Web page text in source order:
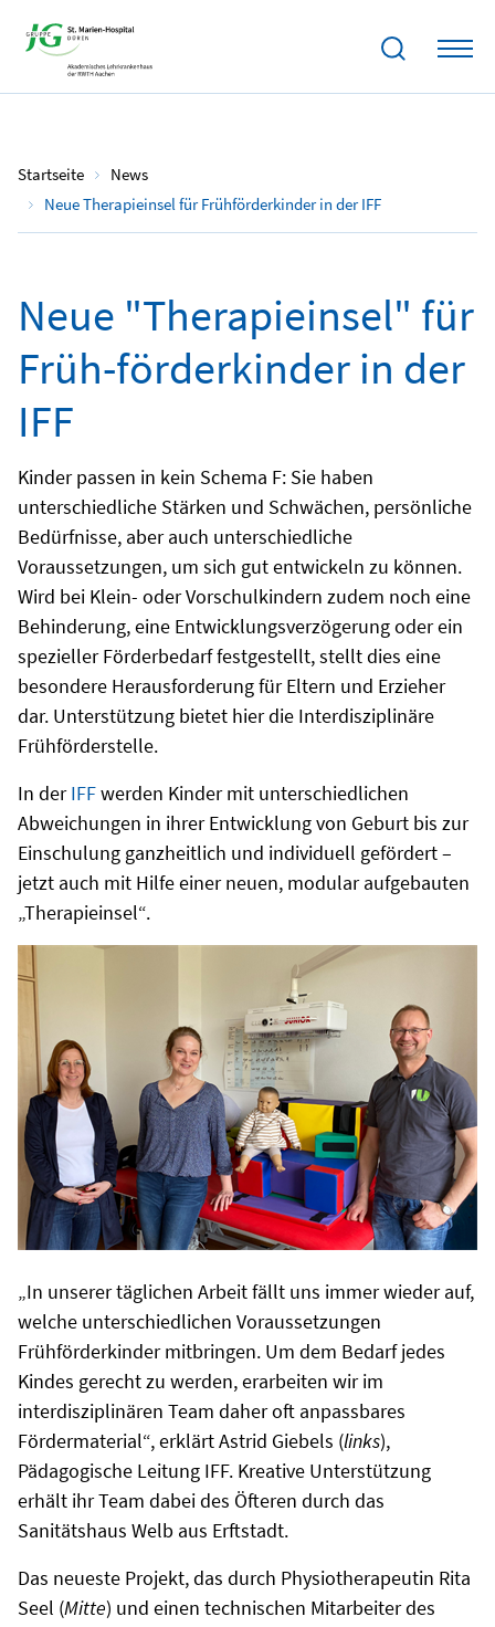
Startseite
News
Neue Therapieinsel für Frühförderkinder in der IFF
24.07.2023
Neue "Therapieinsel" für
Früh-förderkinder in der
IFF
Kinder passen in kein Schema F: Sie haben
unterschiedliche Stärken und Schwächen, persönliche
Bedürfnisse, aber auch unterschiedliche
Voraussetzungen, um sich gut entwickeln zu können.
Wird bei Klein- oder Vorschulkindern zudem noch eine
Behinderung, eine Entwicklungsverzögerung oder ein
spezieller Förderbedarf festgestellt, stellt dies eine
besondere Herausforderung für Eltern und Erzieher
dar. Unterstützung bietet hier die Interdisziplinäre
Frühförderstelle.
In derIFFwerden Kinder mit unterschiedlichen
Abweichungen in ihrer Entwicklung von Geburt bis zur
Einschulung ganzheitlich und individuell gefördert –
jetzt auch mit Hilfe einer neuen, modular aufgebauten
„Therapieinsel“.
„In unserer täglichen Arbeit fällt uns immer wieder auf,
welche unterschiedlichen Voraussetzungen
Frühförderkinder mitbringen. Um dem Bedarf jedes
Kindes gerecht zu werden, erarbeiten wir im
interdisziplinären Team daher oft anpassbares
Fördermaterial“, erklärt Astrid Giebels (links),
Pädagogische Leitung IFF. Kreative Unterstützung
erhält ihr Team dabei des Öfteren durch das
Sanitätshaus Welb aus Erftstadt.
Das neueste Projekt, das durch Physiotherapeutin Rita
Seel (Mitte) und einen technischen Mitarbeiter des